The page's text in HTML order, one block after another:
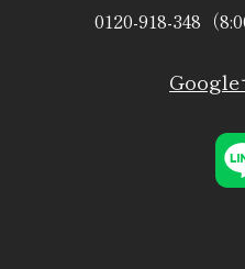
0120-918-348（